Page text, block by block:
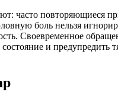
часто повторяющиеся
боль нельзя
Своевременное
состояние и предупредить